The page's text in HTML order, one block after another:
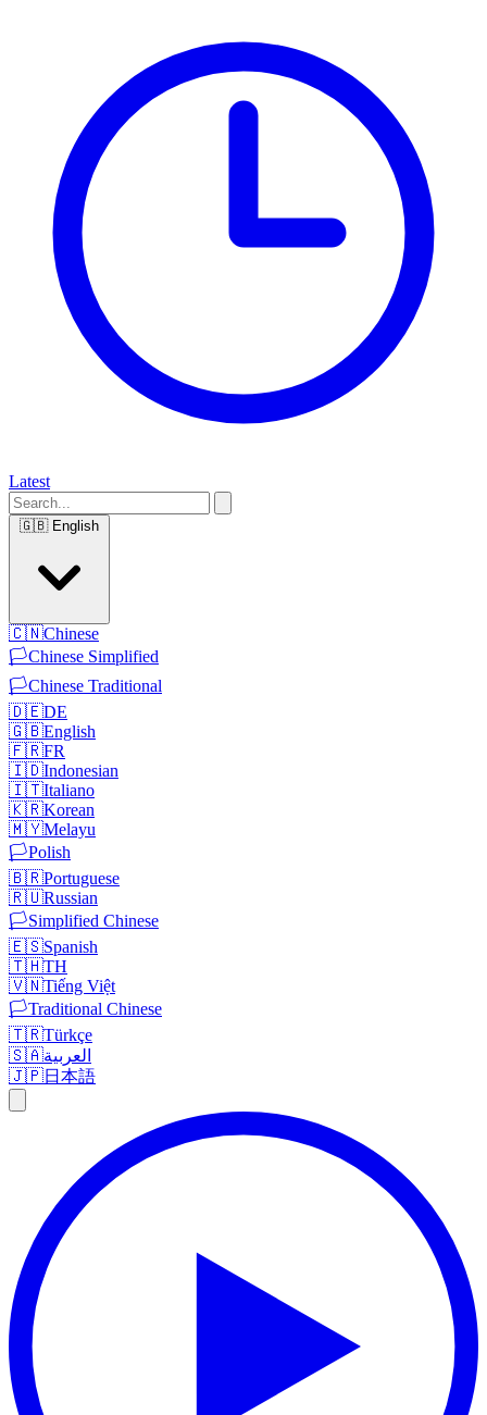
Latest
🇬🇧 English
🇨🇳Chinese
🏳️Chinese Simplified
🏳️Chinese Traditional
🇩🇪DE
🇬🇧English
🇫🇷FR
🇮🇩Indonesian
🇮🇹Italiano
🇰🇷Korean
🇲🇾Melayu
🏳️Polish
🇧🇷Portuguese
🇷🇺Russian
🏳️Simplified Chinese
🇪🇸Spanish
🇹🇭TH
🇻🇳Tiếng Việt
🏳️Traditional Chinese
🇹🇷Türkçe
🇸🇦العربية
🇯🇵日本語